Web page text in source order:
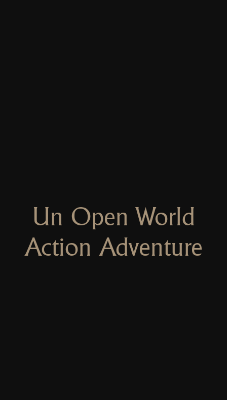
Un Open World
Action Adventure